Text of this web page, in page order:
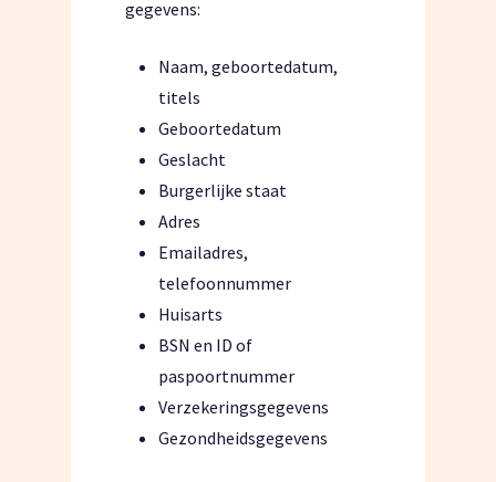
gegevens:
Naam, geboortedatum,
titels
Geboortedatum
Geslacht
Burgerlijke staat
Adres
Emailadres,
telefoonnummer
Huisarts
BSN en ID of
paspoortnummer
Verzekeringsgegevens
Gezondheidsgegevens